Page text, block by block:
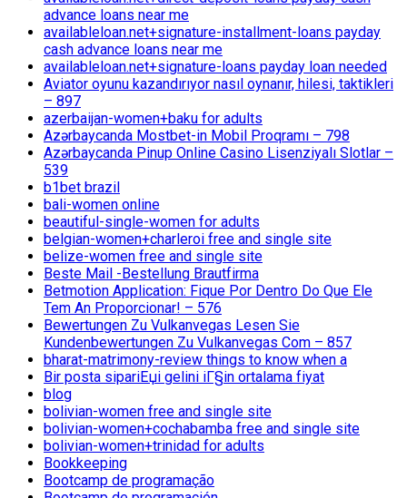
advance loans near me
availableloan.net+signature-installment-loans payday
cash advance loans near me
availableloan.net+signature-loans payday loan needed
Aviator oyunu kazandırıyor nasıl oynanır, hilesi, taktikleri
– 897
azerbaijan-women+baku for adults
Azərbaycanda Mostbet-in Mobil Proqramı – 798
Azərbaycanda Pinup Online Casino Lisenziyalı Slotlar –
539
b1bet brazil
bali-women online
beautiful-single-women for adults
belgian-women+charleroi free and single site
belize-women free and single site
Beste Mail -Bestellung Brautfirma
Betmotion Application: Fique Por Dentro Do Que Ele
Tem An Proporcionar! – 576
Bewertungen Zu Vulkanvegas Lesen Sie
Kundenbewertungen Zu Vulkanvegas Com – 857
bharat-matrimony-review things to know when a
Bir posta sipariЕџi gelini iГ§in ortalama fiyat
blog
bolivian-women free and single site
bolivian-women+cochabamba free and single site
bolivian-women+trinidad for adults
Bookkeeping
Bootcamp de programação